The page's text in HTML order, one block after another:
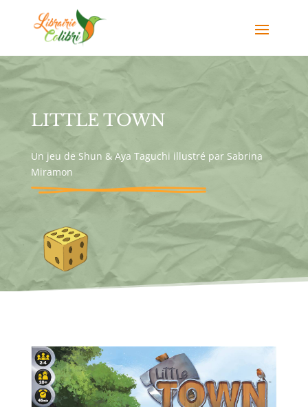
LITTLE TOWN
Un jeu de Shun & Aya Taguchi illustré par Sabrina
Miramon